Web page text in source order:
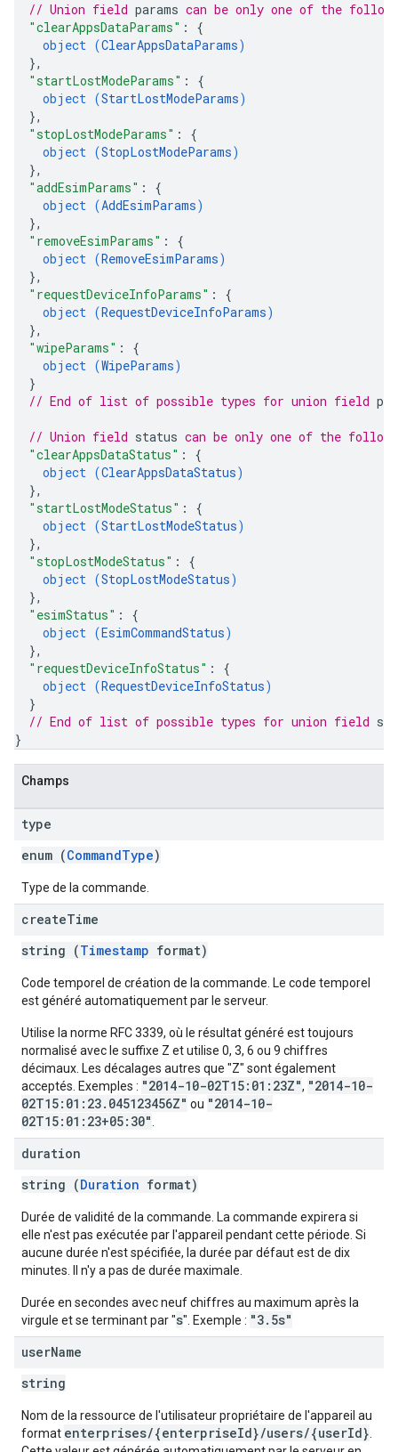
// Union field params can be only one of the
"clearAppsDataParams" : {
object (ClearAppsDataParams)
},
"startLostModeParams" : {
object (StartLostModeParams)
},
"stopLostModeParams" : {
object (StopLostModeParams)
},
"addEsimParams" : {
object (AddEsimParams)
},
"removeEsimParams" : {
object (RemoveEsimParams)
},
"requestDeviceInfoParams" : {
object (RequestDeviceInfoParams)
},
"wipeParams" : {
object (WipeParams)
}
// End of list of possible types for union field
// Union field status can be only one of the
"clearAppsDataStatus" : {
object (ClearAppsDataStatus)
},
"startLostModeStatus" : {
object (StartLostModeStatus)
},
"stopLostModeStatus" : {
object (StopLostModeStatus)
},
"esimStatus" : {
object (EsimCommandStatus)
},
"requestDeviceInfoStatus" : {
object (RequestDeviceInfoStatus)
}
// End of list of possible types for union field
}
Champs
type
enum (CommandType)
Type de la commande.
createTime
string (Timestamp format)
Code temporel de création de la commande. Le code temporel
est généré automatiquement par le serveur.
Utilise la norme RFC 3339, où le résultat généré est toujours
normalisé avec le suffixe Z et utilise 0, 3, 6 ou 9 chiffres
décimaux. Les décalages autres que "Z" sont également
acceptés. Exemples : "2014-10-02T15:01:23Z", "2014-10-
02T15:01:23.045123456Z" ou "2014-10-
02T15:01:23+05:30"
duration
string (Duration format)
Durée de validité de la commande. La commande expirera si
elle n'est pas exécutée par l'appareil pendant cette période. Si
aucune durée n'est spécifiée, la durée par défaut est de dix
minutes. Il n'y a pas de durée maximale.
Durée en secondes avec neuf chiffres au maximum après la
virgule et se terminant par "s". Exemple : "3.5s"
userName
string
Nom de la ressource de l'utilisateur propriétaire de l'appareil au
format enterprises/{enterpriseId}/users/{userId}